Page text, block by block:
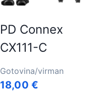
PD Connex
CX111-C
Gotovina/virman
18,00 €